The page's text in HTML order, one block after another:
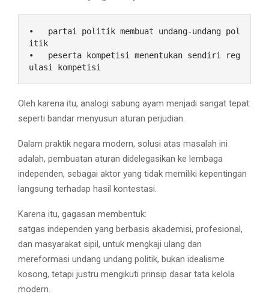
•   partai politik membuat undang-undang pol
itik
•   peserta kompetisi menentukan sendiri reg
ulasi kompetisi
Oleh karena itu, analogi sabung ayam menjadi sangat tepat:
seperti bandar menyusun aturan perjudian.
Dalam praktik negara modern, solusi atas masalah ini
adalah, pembuatan aturan didelegasikan ke lembaga
independen, sebagai aktor yang tidak memiliki kepentingan
langsung terhadap hasil kontestasi.
Karena itu, gagasan membentuk:
satgas independen yang berbasis akademisi, profesional,
dan masyarakat sipil, untuk mengkaji ulang dan
mereformasi undang undang politik, bukan idealisme
kosong, tetapi justru mengikuti prinsip dasar tata kelola
modern.